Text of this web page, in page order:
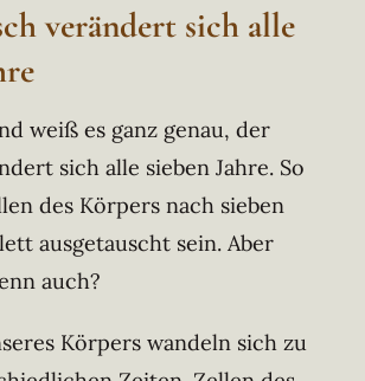
verändert sich alle
weiß es ganz genau, der
sich alle sieben Jahre. So
des Körpers nach sieben
ausgetauscht sein. Aber
auch?
Körpers wandeln sich zu